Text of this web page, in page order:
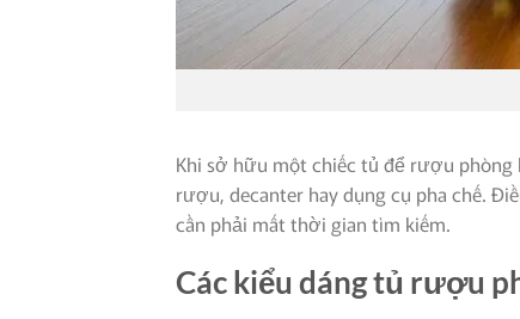
Khi sở hữu một chiếc tủ để rượu
rượu, decanter hay dụng cụ pha chế.
cần phải mất thời gian tìm kiếm.
Các kiểu dáng tủ rượu